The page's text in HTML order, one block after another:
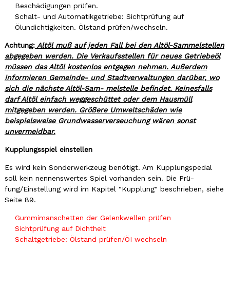
Beschädigungen prüfen.
Schalt- und Automatikgetriebe: Sichtprüfung auf
Ölundichtigkeiten. Ölstand prüfen/wechseln.
Achtung:Altöl muß auf jeden Fall bei den Altöl-Sammelstellen
abgegeben werden. Die Verkaufsstellen für neues Getriebeöl
müssen das Altöl kostenlos entgegen nehmen. Außerdem
informieren Gemeinde- und Stadtverwaltungen darüber, wo
sich die nächste Altöl-Sam- melstelle befindet. Keinesfalls
darf Altöl einfach weggeschüttet oder dem Hausmüll
mitgegeben werden. Größere Umweltschäden wie
beispielsweise Grundwasserverseuchung wären sonst
unvermeidbar.
Kupplungsspiel einstellen
Es wird kein Sonderwerkzeug benötigt. Am Kupplungspedal
soll kein nennenswertes Spiel vorhanden sein. Die Prü-
fung/Einstellung wird im Kapitel "Kupplung" beschrieben, siehe
Seite 89.
Gummimanschetten der Gelenkwellen prüfen
Sichtprüfung auf Dichtheit
Schaltgetriebe: Ölstand prüfen/ÖI wechseln